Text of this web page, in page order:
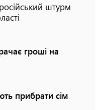
штурм
гроші на
прибрати сім